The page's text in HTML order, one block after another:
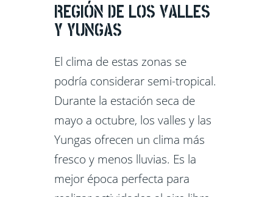
REGIÓN DE LOS VALLES
Y YUNGAS
El clima de estas zonas se
podría considerar semi-tropical.
Durante la estación seca de
mayo a octubre, los valles y las
Yungas ofrecen un clima más
fresco y menos lluvias. Es la
mejor época perfecta para